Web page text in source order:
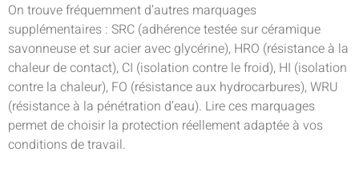
On trouve fréquemment d’autres marquages
supplémentaires : SRC (adhérence testée sur céramique
savonneuse et sur acier avec glycérine), HRO (résistance à la
chaleur de contact), CI (isolation contre le froid), HI (isolation
contre la chaleur), FO (résistance aux hydrocarbures), WRU
(résistance à la pénétration d’eau). Lire ces marquages
permet de choisir la protection réellement adaptée à vos
conditions de travail.